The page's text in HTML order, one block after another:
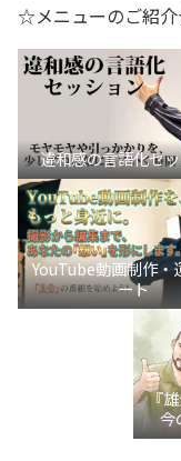
☆メニューのご紹
違和感の言語化セ
YouTube動画制作・
ート
『
今